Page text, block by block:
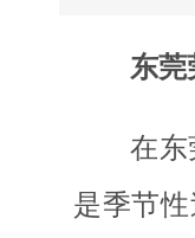
东莞
在东
是季节